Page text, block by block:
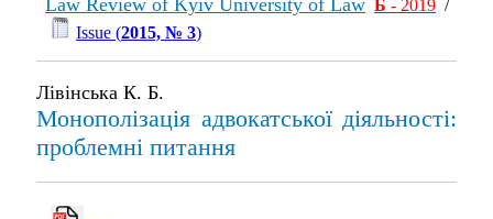
Law Review of Kyiv University of Law Б - 2019 /
Issue (2015, № 3)
Лівінська К. Б.
Монополізація адвокатської діяльності:
проблемні питання